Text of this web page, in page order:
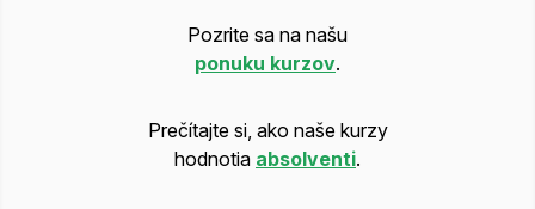
Pozrite sa na našu
ponuku kurzov.
Prečítajte si, ako naše kurzy
hodnotia absolventi.